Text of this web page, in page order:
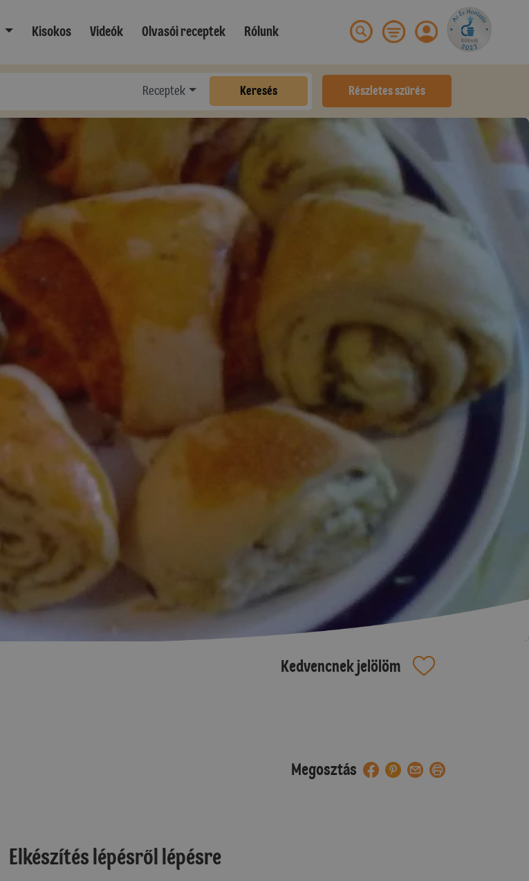
Kisokos Videók Olvasói receptek Rólunk
Receptek Keresés Részletes szűrés
Kedvencnek jelölöm
Megosztás
Elkészítés lépésről lépésre